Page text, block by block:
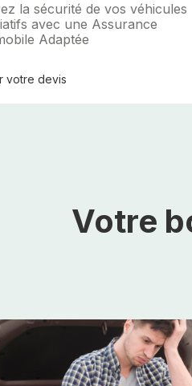
la sécurité de vos véhicules
avec une Assurance
Adaptée
votre devis
Votre